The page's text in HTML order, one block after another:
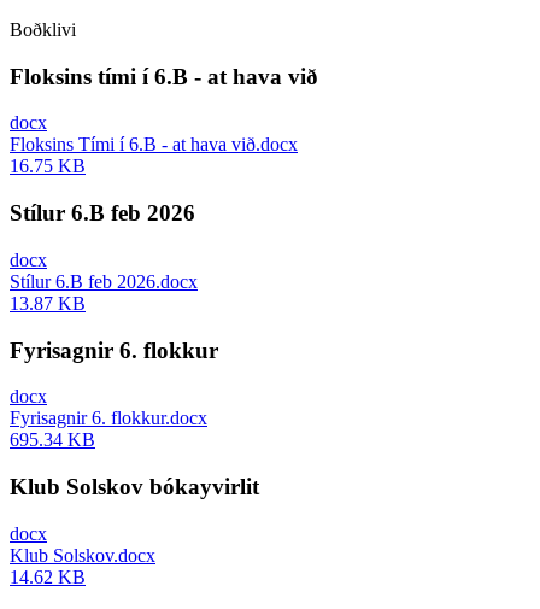
Boðklivi
Floksins tími í 6.B - at hava við
docx
Floksins Tími í 6.B - at hava við.docx
16.75 KB
Stílur 6.B feb 2026
docx
Stílur 6.B feb 2026.docx
13.87 KB
Fyrisagnir 6. flokkur
docx
Fyrisagnir 6. flokkur.docx
695.34 KB
Klub Solskov bókayvirlit
docx
Klub Solskov.docx
14.62 KB